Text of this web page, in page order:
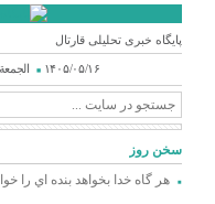
پایگاه خبری تحلیلی قارتال
۱۴۰۵/۰۵/۱۶ الجمعة ۲۲ صفر
سخن روز
هر گاه خدا بخواهد بنده اي را